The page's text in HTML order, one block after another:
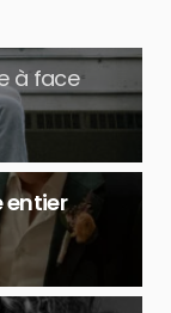
à face
entier